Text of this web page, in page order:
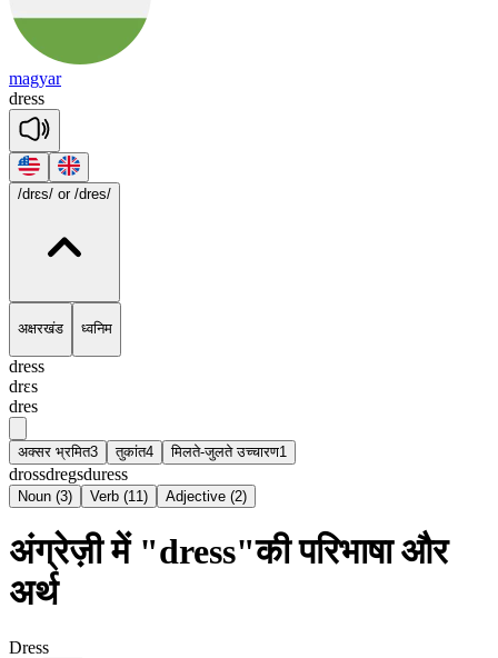
magyar
dress
/drɛs/ or /dres/
अक्षरखंड ध्वनिम
dress
drɛs
dres
अक्सर भ्रमित3 तुकांत4 मिलते-जुलते उच्चारण1
drossdregsduress
Noun (3) Verb (11) Adjective (2)
अंग्रेज़ी में "dress"की परिभाषा और
अर्थ
Dress